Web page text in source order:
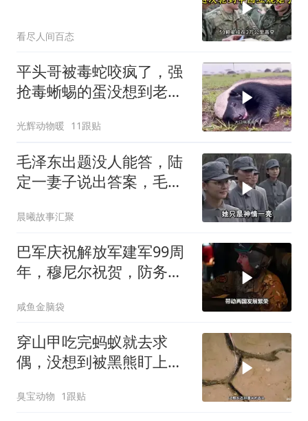
看尽人间百态
平头哥被毒蛇咬疯了，强
抢毒蜥蜴的蛋没想到老婆
光辉动物暖 11跟贴
毛泽东出题没人能答，陆
定一妻子说出答案，毛主
晨曦故事汇聚
巴军庆祝解放军建军99周
年，穆尼尔祝贺，防务合
咸鱼金脑袋
穿山甲吃完蚂蚁就去求
偶，没想到被黑熊盯上
臭宝动物 1跟贴